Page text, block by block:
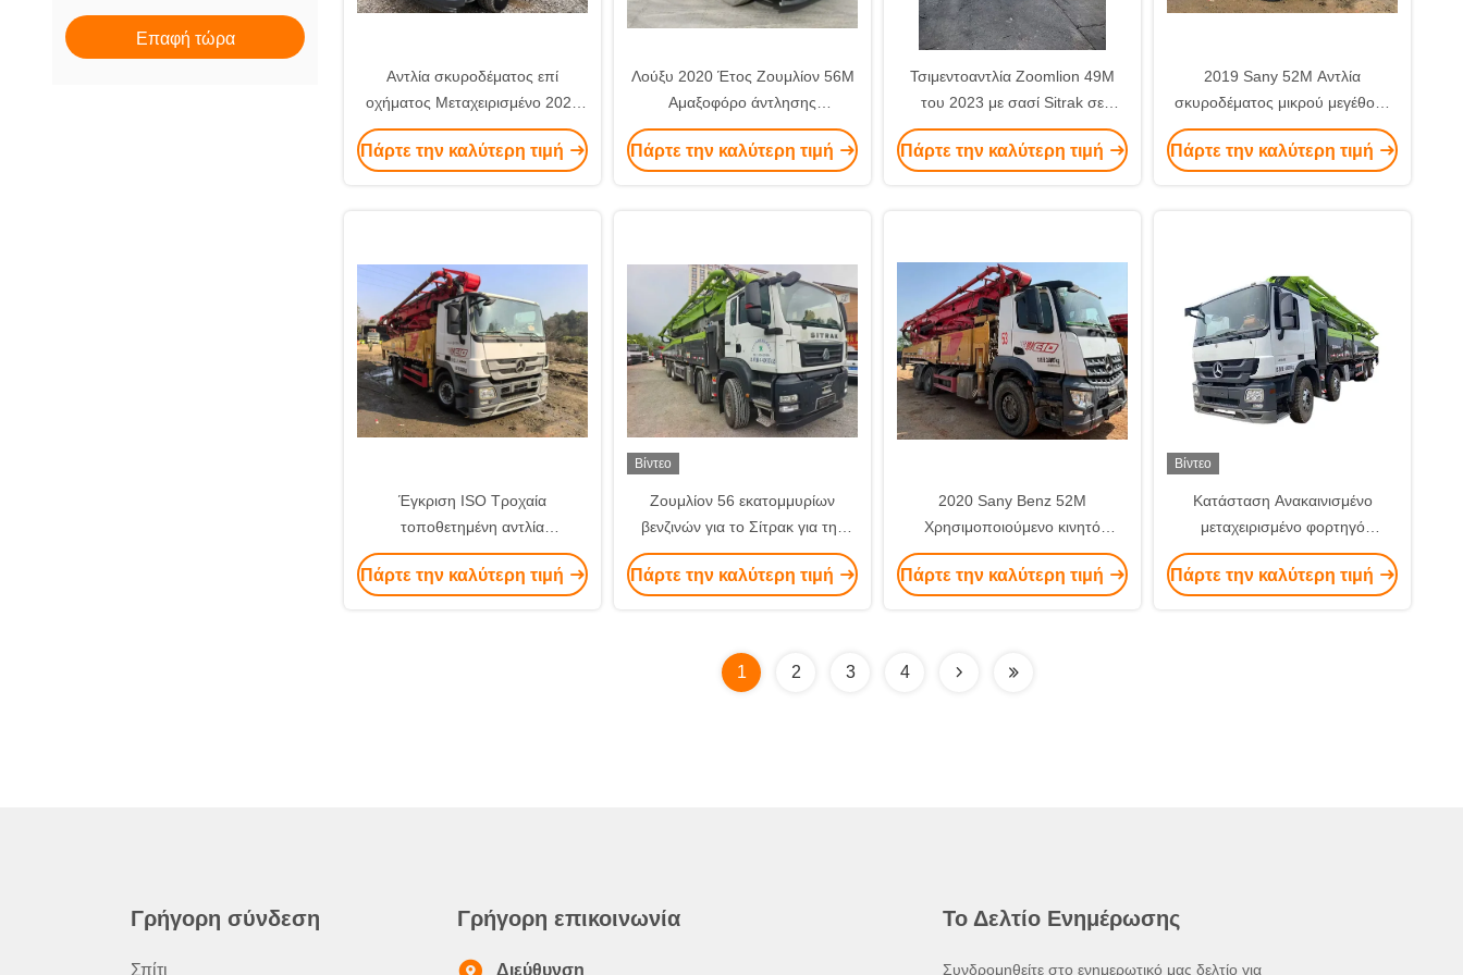
Επαφή τώρα
Αντλία σκυροδέματος επί
οχήματος Μεταχειρισμένο 2020
Έτους Sany 56 M Με Σασί Benz
Τιμή Εργοστασίου
Πάρτε την καλύτερη τιμή
Λούξυ 2020 Έτος Ζουμλίον 56M
Αμαξοφόρο άντλησης
σκυροδέματος με πλαίσιο Benz
για βαρύ εξοπλισμό ενοικίαση
Πάρτε την καλύτερη τιμή
Τσιμεντοαντλία Zoomlion 49M
του 2023 με σασί Sitrak σε
πράσινο χρώμα για τις
κατασκευαστικές σας ανάγκες
Πάρτε την καλύτερη τιμή
2019 Sany 52M Αντλία
σκυροδέματος μικρού μεγέθους
με σασί Benz για την
κατασκευαστική βιομηχανία
Πάρτε την καλύτερη τιμή
Έγκριση ISO Τροχαία
τοποθετημένη αντλία
σκυροδέματος 2019 Sany μάρκα
52M Χρησιμοποιούμενη
Πάρτε την καλύτερη τιμή
Βίντεο
Ζουμλίον 56 εκατομμυρίων
βενζινών για το Σίτρακ για την
κατασκευή και τη μεταφορά
έτοιμου-μείγματος σκυροδέματος
Πάρτε την καλύτερη τιμή
2020 Sany Benz 52M
Χρησιμοποιούμενο κινητό
φορτηγό άντλησης
σκυροδέματος SYM5353THB
Πάρτε την καλύτερη τιμή
Βίντεο
Κατάσταση Ανακαινισμένο
μεταχειρισμένο φορτηγό
τοποθετημένο σε 56μ μάζα
βούρτσας αντλία σκυροδέματος
Πάρτε την καλύτερη τιμή
1 2 3 4
Γρήγορη σύνδεση
Σπίτι
Γρήγορη επικοινωνία
Διεύθυνση
Το Δελτίο Ενημέρωσης
Συνδρομηθείτε στο ενημερωτικό μας δελτίο για